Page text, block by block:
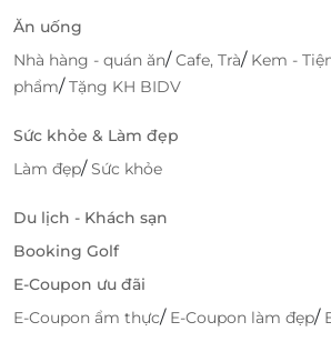
Ăn uống
Nhà hàng - quán ăn/Cafe, Trà/ Kem -
phẩm/Tặng KH BIDV
Sức khỏe & Làm đẹp
Làm đẹp/Sức khỏe
Du lịch - Khách sạn
Booking Golf
E-Coupon ưu đãi
E-Coupon ẩm thực/ E-Coupon làm đẹp/